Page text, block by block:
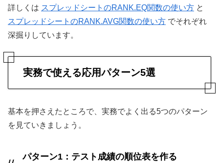
詳しくは スプレッドシートのRANK.EQ関数の使い方 と
スプレッドシートのRANK.AVG関数の使い方 でそれぞれ
深掘りしています。
実務で使える応用パターン5選
基本を押さえたところで、実務でよく出る5つのパターン
を見ていきましょう。
パターン1：テスト成績の順位表を作る